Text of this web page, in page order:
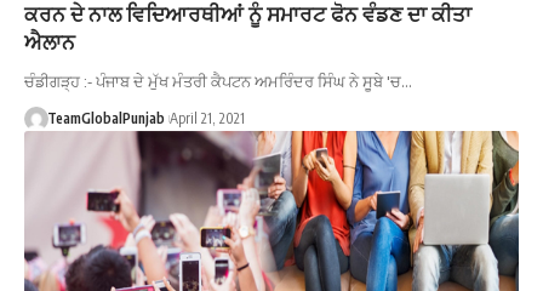
ਕਰਨ ਦੇ ਨਾਲ ਵਿਦਿਆਰਥੀਆਂ ਨੂੰ ਸਮਾਰਟ ਫੋਨ ਵੰਡਣ ਦਾ ਕੀਤਾ
ਐਲਾਨ
ਚੰਡੀਗੜ੍ਹ :- ਪੰਜਾਬ ਦੇ ਮੁੱਖ ਮੰਤਰੀ ਕੈਪਟਨ ਅਮਰਿੰਦਰ ਸਿੰਘ ਨੇ ਸੂਬੇ 'ਚ…
TeamGlobalPunjab April 21, 2021